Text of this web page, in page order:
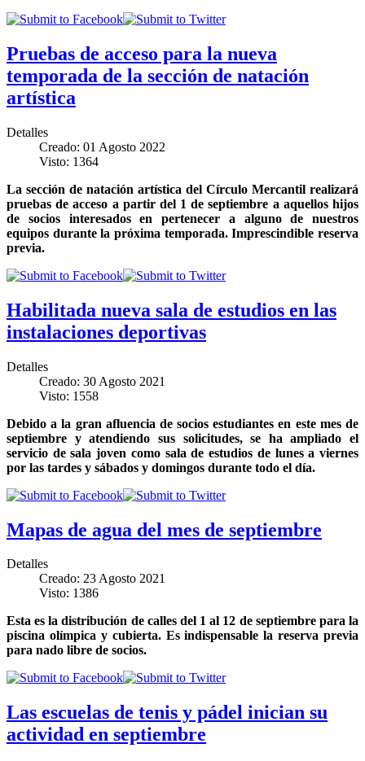
Pruebas de acceso para la nueva
temporada de la sección de natación
artística
Detalles
Creado: 01 Agosto 2022
Visto: 1364
La sección de natación artística del Círculo Mercantil realizará
pruebas de acceso a partir del 1 de septiembre a aquellos hijos
de socios interesados en pertenecer a alguno de nuestros
equipos durante la próxima temporada. Imprescindible reserva
previa.
Habilitada nueva sala de estudios en las
instalaciones deportivas
Detalles
Creado: 30 Agosto 2021
Visto: 1558
Debido a la gran afluencia de socios estudiantes en este mes de
septiembre y atendiendo sus solicitudes, se ha ampliado el
servicio de sala joven como sala de estudios de lunes a viernes
por las tardes y sábados y domingos durante todo el día.
Mapas de agua del mes de septiembre
Detalles
Creado: 23 Agosto 2021
Visto: 1386
Esta es la distribución de calles del 1 al 12 de septiembre para la
piscina olímpica y cubierta. Es indispensable la reserva previa
para nado libre de socios.
Las escuelas de tenis y pádel inician su
actividad en septiembre